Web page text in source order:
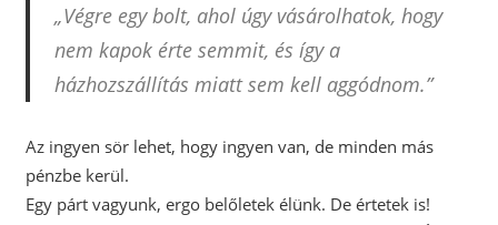
„Végre egy bolt, ahol úgy vásárolhatok, hogy
nem kapok érte semmit, és így a
házhozszállítás miatt sem kell aggódnom.”
Az ingyen sör lehet, hogy ingyen van, de minden más
pénzbe kerül.
Egy párt vagyunk, ergo belőletek élünk. De értetek is!